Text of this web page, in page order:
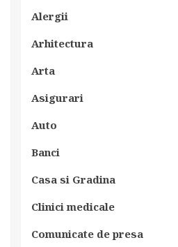
Alergii
Arhitectura
Arta
Asigurari
Auto
Banci
Casa si Gradina
Clinici medicale
Comunicate de presa